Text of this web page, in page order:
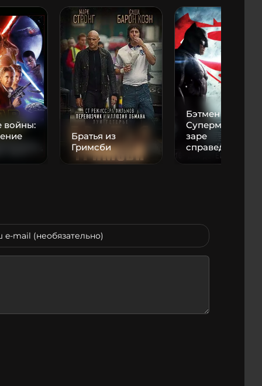
войны:
Братья из
Гримсби
Бэтмен против
Супермена: На
заре
справедливости